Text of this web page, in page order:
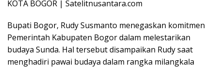
KOTA BOGOR | Satelitnusantara.com
Bupati Bogor, Rudy Susmanto menegaskan komitmen
Pemerintah Kabupaten Bogor dalam melestarikan
budaya Sunda. Hal tersebut disampaikan Rudy saat
menghadiri pawai budaya dalam rangka milangkala